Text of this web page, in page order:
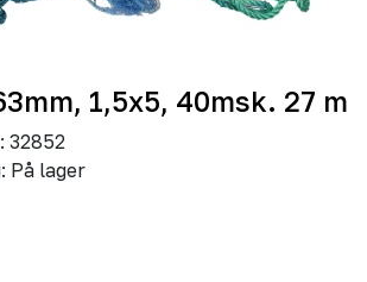
1,5x5, 40msk. 27 m
32852
På lager